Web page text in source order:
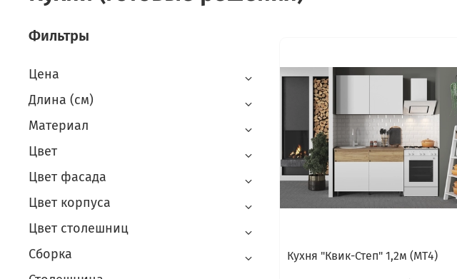
Кухня "Квик-Степ" 1,2м (МТ4)
Фильтры
Цена
Длина (см)
Материал
Цвет
Цвет фасада
Цвет корпуса
Цвет столешниц
Сборка